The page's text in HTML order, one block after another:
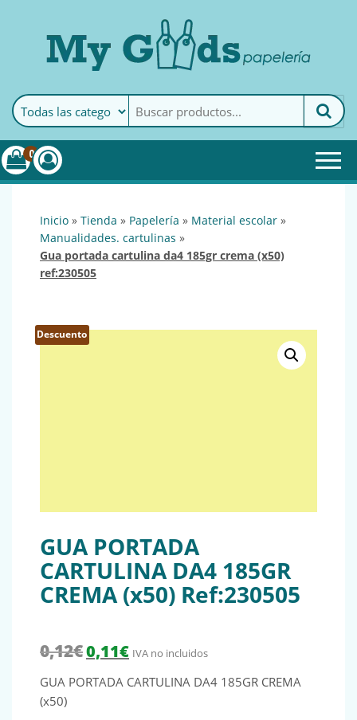
MyGoods · PapeleríaMy Goods es tu papelería
online de confianza. Podrás
encontrar todo lo necesario
0
inicio » tienda » papelería » material escolar »
manualidades. cartulinas »
gua portada cartulina da4 185gr crema (x50)
ref:230505
Descuento
GUA PORTADA
CARTULINA DA4 185GR
CREMA (x50) Ref:230505
0,12€ El precio original era: 0,12€.
0,11€El precio actual es: 0,11€.
IVA no incluidos
GUA PORTADA CARTULINA DA4 185GR CREMA
(x50)